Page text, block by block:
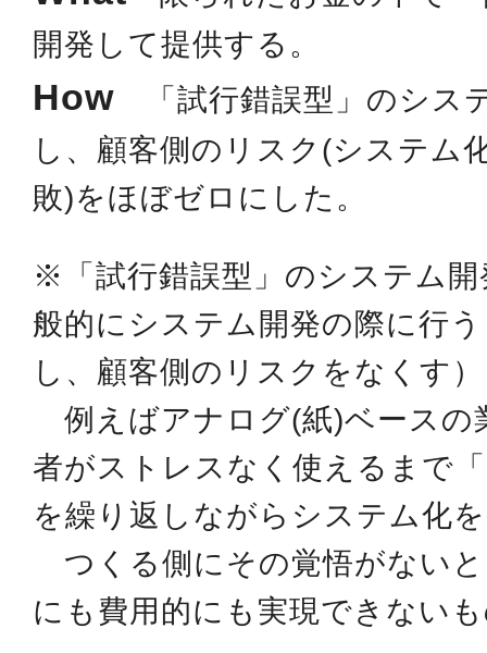
開発して提供する。
How 「試行錯誤型」のシス
し、顧客側のリスク(システム
敗)をほぼゼロにした。
※「試行錯誤型」のシステム
般的にシステム開発の際に行
し、顧客側のリスクをなくす）
例えばアナログ(紙)ベースの
者がストレスなく使えるまで
を繰り返しながらシステム化
つくる側にその覚悟がない
にも費用的にも実現できない